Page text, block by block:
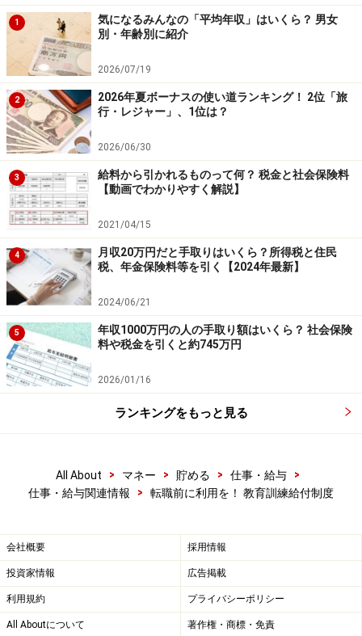
などが違ってきます。次のページで詳しく見てみましょ
う。
※記事内容は執筆時点のものです。最新の内容をご確認くださ
い。
本記事の内容は一般的な情報提供を目的としており、特定の金融
商品や投資行動を推奨するものではありません。
投資や資産運用に関する最終的なご判断はご自身の責任において
行ってください。
掲載情報の正確性・完全性については十分に配慮しております
が、その内容を保証するものではなく、これに基づく損失・損害
などについて当社は一切の責任を負いません。
最新の情報や詳細については、必ず各金融機関やサービス提供者
の公式情報をご確認ください。
1/2 次のページへ
1
気になるみんなの「平均年収」はいくら？ 男女
別・年齢別に紹介
2026/07/19
2
2026年夏ボーナスの使い道ランキング！ 2位「旅
行・レジャー」、1位は？
2026/06/30
3
給料から引かれるものって何？ 税金と社会保険料
【動画でわかりやすく解説】
2021/04/15
4
月収20万円だと手取りはいくら？所得税と住民
税、年金保険料等を引く【2024年最新】
2024/06/21
5
年収1000万円の人の手取り額はいくら？ 社会保険
料や税金を引くと約745万円
2026/01/16
ランキングをもっと見る
All About > マネー > 貯める > 仕事・給与
>
仕事・給与関連情報
> 転職前に利用を！ 教育訓練給付制度
会社概要 採用情報
投資家情報 広告掲載
利用規約 プライバシーポリシー
All Aboutについて 著作権・商標・免責